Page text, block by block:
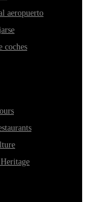
aeropuerto
coches